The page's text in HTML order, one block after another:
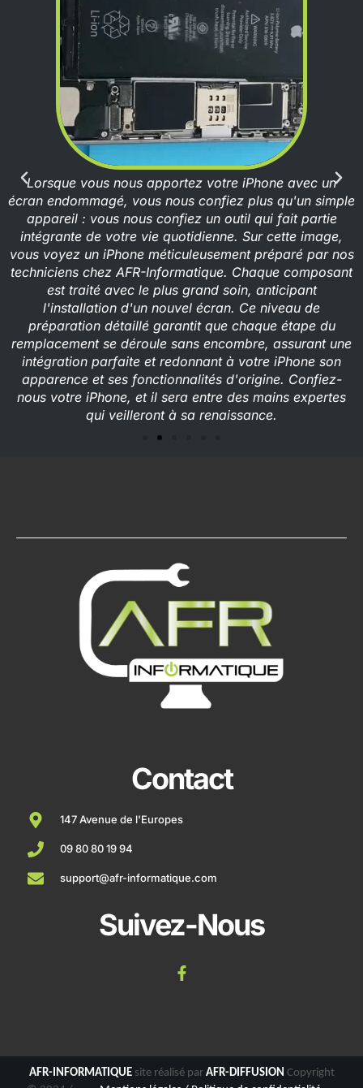
Lorsque vous nous apportez votre iPhone avec un
écran endommagé, vous nous confiez plus qu'un simple
appareil : vous nous confiez un outil qui fait partie
intégrante de votre vie quotidienne. Sur cette image,
vous voyez un iPhone méticuleusement préparé par nos
techniciens chez AFR-Informatique. Chaque composant
est traité avec le plus grand soin, anticipant
l'installation d'un nouvel écran. Ce niveau de
préparation détaillé garantit que chaque étape du
remplacement se déroule sans encombre, assurant une
intégration parfaite et redonnant à votre iPhone son
apparence et ses fonctionnalités d'origine. Confiez-
nous votre iPhone, et il sera entre des mains expertes
qui veilleront à sa renaissance.
Contact
147 Avenue de l'Europes
09 80 80 19 94
support@afr-informatique.com
Suivez-Nous
AFR-INFORMATIQUEsite réalisé par AFR-DIFFUSION Copyright